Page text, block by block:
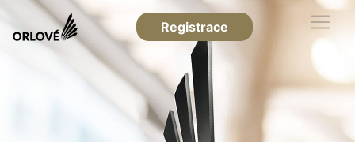
Registrace